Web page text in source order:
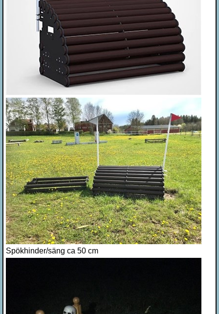
Spökhinder/säng ca 50 cm